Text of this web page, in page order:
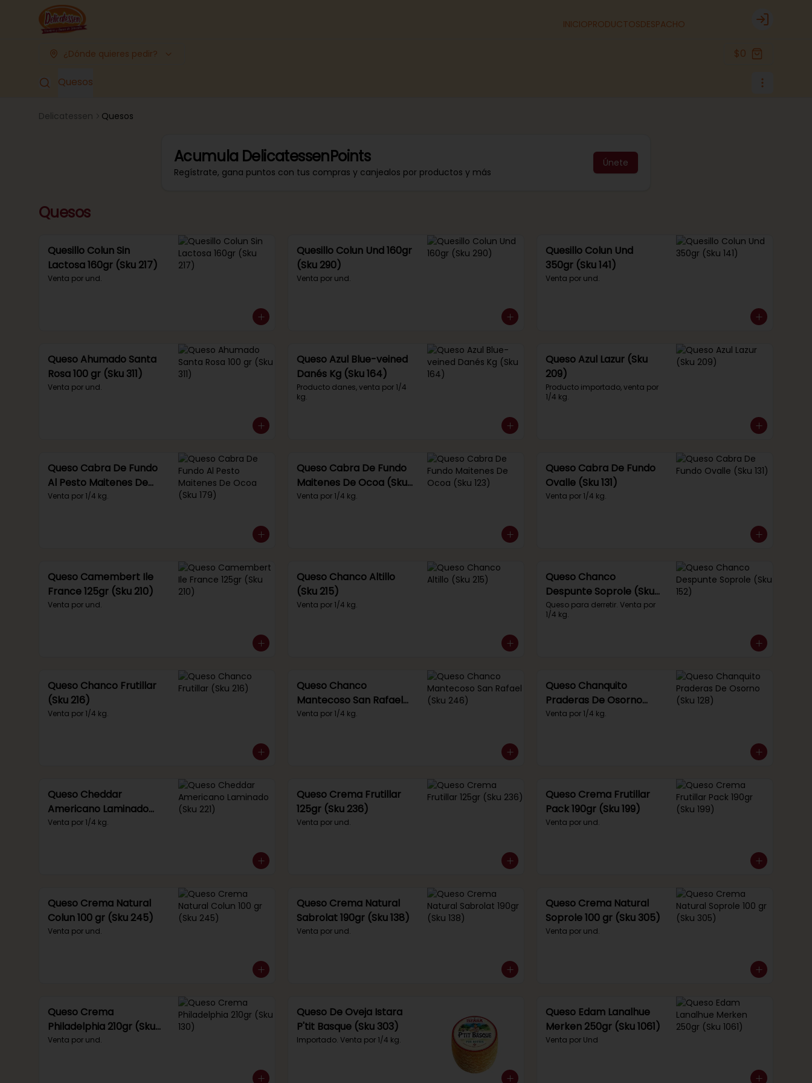
INICIOPRODUCTOSDESPACHO Login
¿Dónde quieres pedir? $0
Quesos
Delicatessen Quesos
Acumula DelicatessenPoints
Regístrate, gana puntos con tus compras y canjealos por productos y más
Únete
Quesos
Quesillo Colun Sin
Lactosa 160gr (Sku 217)
Venta por und.
Quesillo Colun Und 160gr
(Sku 290)
Venta por und.
Quesillo Colun Und
350gr (Sku 141)
Venta por und.
Queso Ahumado Santa
Rosa 100 gr (Sku 311)
Venta por und.
Queso Azul Blue-veined
Danés Kg (Sku 164)
Producto danes, venta por 1/4
kg.
Queso Azul Lazur (Sku
209)
Producto importado, venta por
1/4 kg.
Queso Cabra De Fundo
Al Pesto Maitenes De
Ocoa (Sku 179)
Venta por 1/4 kg.
Queso Cabra De Fundo
Maitenes De Ocoa (Sku
123)
Venta por 1/4 kg.
Queso Cabra De Fundo
Ovalle (Sku 131)
Venta por 1/4 kg.
Queso Camembert Ile
France 125gr (Sku 210)
Venta por und.
Queso Chanco Altillo
(Sku 215)
Venta por 1/4 kg.
Queso Chanco
Despunte Soprole (Sku
152)
Queso para derretir. Venta por
1/4 kg.
Queso Chanco Frutillar
(Sku 216)
Venta por 1/4 kg.
Queso Chanco
Mantecoso San Rafael
(Sku 246)
Venta por 1/4 kg.
Queso Chanquito
Praderas De Osorno
(Sku 128)
Venta por 1/4 kg.
Queso Cheddar
Americano Laminado
(Sku 221)
Venta por 1/4 kg.
Queso Crema Frutillar
125gr (Sku 236)
Venta por und.
Queso Crema Frutillar
Pack 190gr (Sku 199)
Venta por und.
Queso Crema Natural
Colun 100 gr (Sku 245)
Venta por und.
Queso Crema Natural
Sabrolat 190gr (Sku 138)
Venta por und.
Queso Crema Natural
Soprole 100 gr (Sku 305)
Venta por und.
Queso Crema
Philadelphia 210gr (Sku
130)
Venta por und.
Queso De Oveja Istara
P'tit Basque (Sku 303)
Importado. Venta por 1/4 kg.
Queso Edam Lanalhue
Merken 250gr (Sku 1061)
Venta por Und